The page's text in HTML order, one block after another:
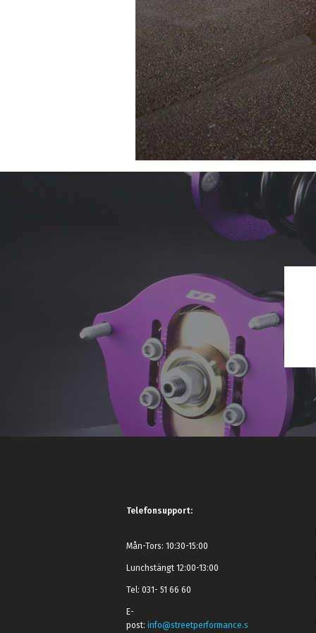
Telefonsupport:
Mån-Tors: 10:30-15:00
Lunchstängt 12:00-13:00
Tel: 031- 51 66 60
E-
post:info@streetperformance.s